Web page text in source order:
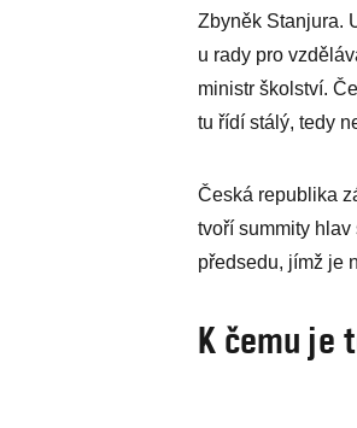
Zbyněk Stanjura.
u rady pro
ministr školství.
tu řídí stálý, tedy
Česká republika
tvoří summity
předsedu, jímž je
K čemu je